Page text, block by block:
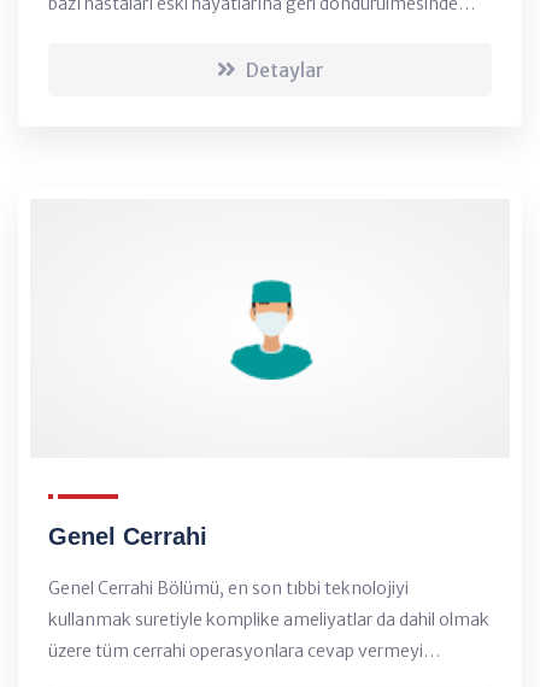
hemşire ve fizik tedav...
Detaylar
Genel Cerrahi
Genel Cerrahi Bölümü, en son tıbbi teknolojiyi
kullanmak suretiyle komplike ameliyatlar da dahil olmak
üzere tüm cerrahi operasyonlara cevap vermeyi